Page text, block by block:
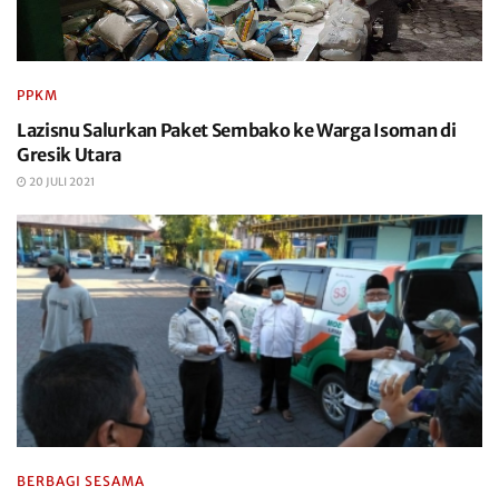
PPKM
Lazisnu Salurkan Paket Sembako ke Warga Isoman di
Gresik Utara
20 JULI 2021
BERBAGI SESAMA